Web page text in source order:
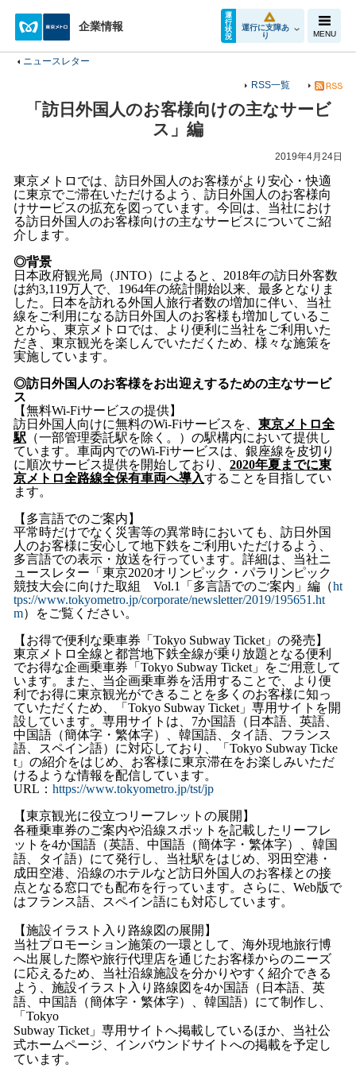
企業情報
運
行
状
況
運行に支障あ
り
MENU
ニュースレター
RSS一覧
「訪日外国人のお客様向けの主なサービ
ス」編
2019年4月24日
東京メトロでは、訪日外国人のお客様がより安心・快適
に東京でご滞在いただけるよう、訪日外国人のお客様向
けサービスの拡充を図っています。今回は、当社におけ
る訪日外国人のお客様向けの主なサービスについてご紹
介します。
◎背景
日本政府観光局（JNTO）によると、 2018年の訪日外客数
は約3,119万人で、 1964年の統計開始以来、最多となりま
した。日本を訪れる外国人旅行者数の増加に伴い、当社
線をご利用になる訪日外国人のお客様も増加しているこ
とから、東京メトロでは、より便利に当社をご利用いた
だき、東京観光を楽しんでいただくため、様々な施策を
実施しています。
◎訪日外国人のお客様をお出迎えするための主なサービ
ス
【無料Wi-Fiサービスの提供】
訪日外国人向けに無料のWi-Fiサービスを、 東京メトロ全
駅 （一部管理委託駅を除く。）の駅構内において提供し
ています。車両内でのWi-Fiサービスは、銀座線を皮切り
に順次サービス提供を開始しており、 2020年夏までに東
京メトロ全路線全保有車両へ導入することを目指してい
ます。
【多言語でのご案内】
平常時だけでなく災害等の異常時においても、訪日外国
人のお客様に安心して地下鉄をご利用いただけるよう、
多言語での表示・放送を行っています。詳細は、当社ニ
ュースレター「東京2020オリンピック・パラリンピック
競技大会に向けた取組 Vol.1 「多言語でのご案内」編（ht
tps://www.tokyometro.jp/corporate/newsletter/2019/195651.ht
m）をご覧ください。
【お得で便利な乗車券「Tokyo Subway Ticket」の発売】
東京メトロ全線と都営地下鉄全線が乗り放題となる便利
でお得な企画乗車券「Tokyo Subway Ticket」をご用意して
います。また、当企画乗車券を活用することで、より便
利でお得に東京観光ができることを多くのお客様に知っ
ていただくため、「Tokyo Subway Ticket」専用サイトを開
設しています。専用サイトは、7か国語（日本語、英語、
中国語（簡体字・繁体字）、韓国語、タイ語、フランス
語、スペイン語）に対応しており、「Tokyo Subway Ticke
t」の紹介をはじめ、お客様に東京滞在をお楽しみいただ
けるような情報を配信しています。
URL： https://www.tokyometro.jp/tst/jp
【東京観光に役立つリーフレットの展開】
各種乗車券のご案内や沿線スポットを記載したリーフレ
ットを4か国語（英語、中国語（簡体字・繁体字）、韓国
語、タイ語）にて発行し、当社駅をはじめ、羽田空港・
成田空港、沿線のホテルなど訪日外国人のお客様との接
点となる窓口でも配布を行っています。さらに、 Web版で
はフランス語、スペイン語にも対応しています。
【施設イラスト入り路線図の展開】
当社プロモーション施策の一環として、海外現地旅行博
へ出展した際や旅行代理店を通じたお客様からのニーズ
に応えるため、当社沿線施設を分かりやすく紹介できる
よう、施設イラスト入り路線図を4か国語（日本語、英
語、中国語（簡体字・繁体字）、韓国語）にて制作し、
「 Tokyo
Subway Ticket 」専用サイトへ掲載しているほか、当社公
式ホームページ、インバウンドサイトへの掲載を予定し
ています。